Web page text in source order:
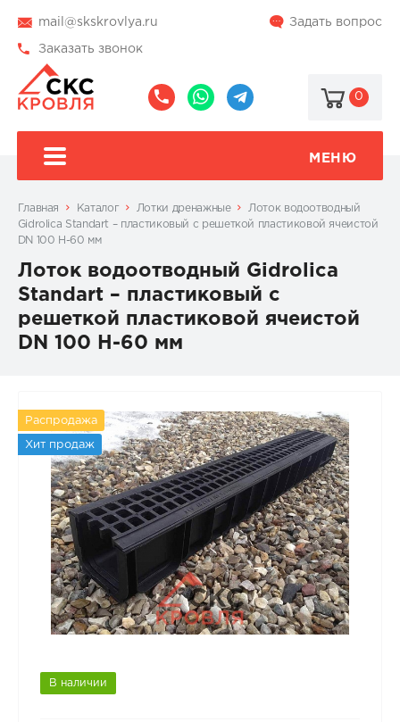
mail@skskrovlya.ru Задать вопрос
Заказать звонок
0
МЕНЮ
Главная Каталог Лотки дренажные
Лоток водоотводный
Gidrolica Standart – пластиковый с решеткой пластиковой ячеистой
DN 100 H-60 мм
Лоток водоотводный Gidrolica
Standart – пластиковый с
решеткой пластиковой ячеистой
DN 100 H-60 мм
Распродажа
Хит продаж
В наличии